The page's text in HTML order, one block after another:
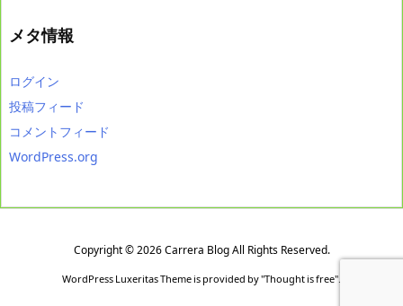
メタ情報
ログイン
投稿フィード
コメントフィード
WordPress.org
Copyright ©2026 Carrera BlogAll Rights Reserved.
WordPress Luxeritas Theme is provided by "Thought is free".